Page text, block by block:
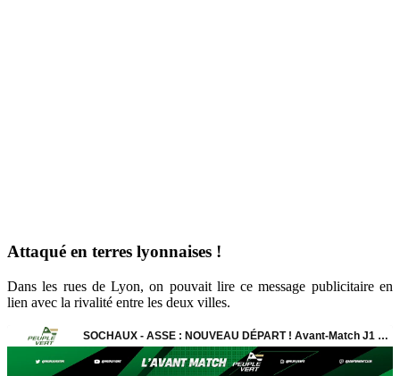
Attaqué en terres lyonnaises !
Dans les rues de Lyon, on pouvait lire ce message publicitaire en
lien avec la rivalité entre les deux villes.